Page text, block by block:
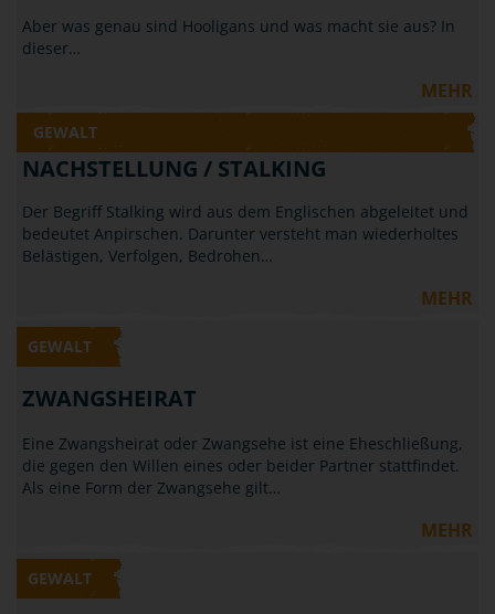
Aber was genau sind Hooligans und was macht sie aus? In
dieser…
MEHR
GEWALT
NACHSTELLUNG / STALKING
Der Begriff Stalking wird aus dem Englischen abgeleitet und
bedeutet Anpirschen. Darunter versteht man wiederholtes
Belästigen, Verfolgen, Bedrohen…
MEHR
GEWALT
ZWANGSHEIRAT
Eine Zwangsheirat oder Zwangsehe ist eine Eheschließung,
die gegen den Willen eines oder beider Partner stattfindet.
Als eine Form der Zwangsehe gilt…
MEHR
GEWALT